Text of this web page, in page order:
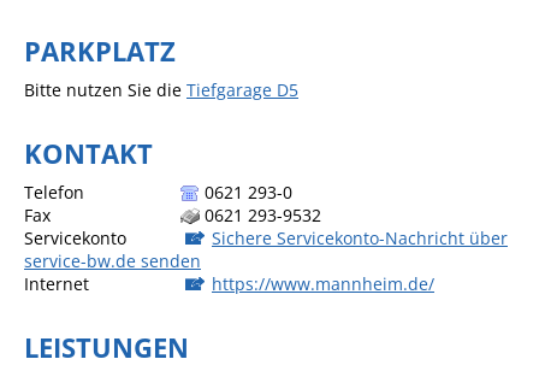
Friedhof
Wärmeplanung
Netzmonitor der NetzeBW
Gemmrigheimer
PARKPLATZ
Bitte nutzen Sie die Tiefgarage D5
KONTAKT
Telefon
0621 293-0
Fax
0621 293-9532
Servicekonto
Sichere Servicekonto-Nachricht über
service-bw.de senden
Internet
https://www.mannheim.de/
LEISTUNGEN